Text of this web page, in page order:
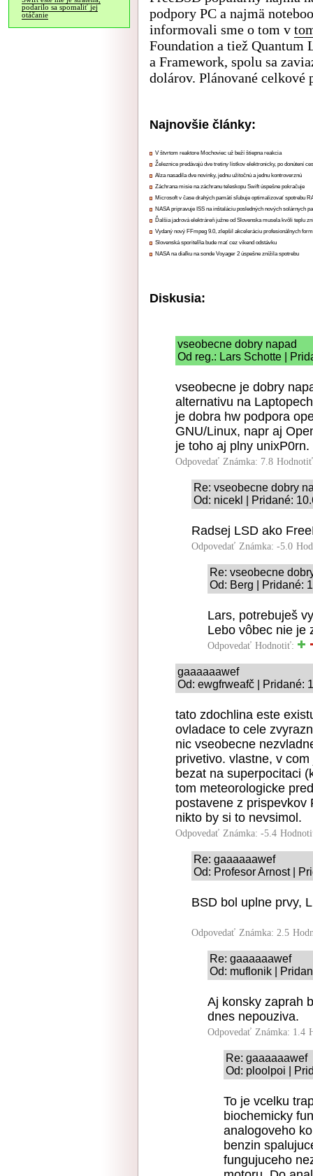
podarilo sa spomaliť jej
otáčanie
podpory PC a najmä
informovali sme o tom v
Foundation a tiež Quantum
a Framework, spolu sa
dolárov. Plánované
Najnovšie články:
V štvrtom reaktore Mochoviec už beží štiepna reakcia
Železnice predávajú dve tretiny lístkov elektronicky, po donútení
Alza nasadila dve novinky, jednu užitočnú a jednu kontroverznú
Záchrana misie na záchranu teleskopu Swift úspešne pokračuje
Microsoft v čase drahých pamätí sľubuje optimalizovať spotrebu
NASA pripravuje ISS na inštaláciu posledných nových solárnych
Ďalšia jadrová elektráreň južne od Slovenska musela kvôli teplu
Vydaný nový FFmpeg 9.0, zlepšil akceleráciu profesionálnych
Slovenská sporiteľňa bude mať cez víkend odstávku
NASA na diaľku na sonde Voyager 2 úspešne znížila spotrebu
Diskusia:
vseobecne dobry napad
Od reg.: Lars Schotte |
vseobecne je dobry
alternativu na
je dobra hw podpora
GNU/Linux, napr aj
je toho aj plny unixP0rn.
Odpovedať Známka: 7.8
Re: vseobecne dobry
Od: nicekl | Pridané:
Radsej LSD ako
Odpovedať Známka: -5.0
Re: vseobecne
Od: Berg | Pridané:
Lars, potrebuješ
Lebo vôbec nie je
Odpovedať Hodnotiť:
gaaaaaawef
Od: ewgfrweafč | Pridané:
tato zdochlina este
ovladace to cele
nic vseobecne
privetivo. vlastne, v
bezat na superpocitaci
tom meteorologicke
postavene z prispevkov
nikto by si to nevsimol.
Odpovedať Známka: -5.4
Re: gaaaaaawef
Od: Profesor Arnost |
BSD bol uplne prvy,
Odpovedať Známka: 2.5
Re: gaaaaaawef
Od: muflonik |
Aj konsky zaprah
dnes nepouziva.
Odpovedať Známka: 1.4
Re: gaaaaaawef
Od: ploolpoi |
To je vcelku
biochemicky
analogoveho
benzin
fungujuceho